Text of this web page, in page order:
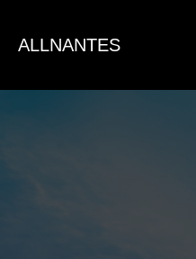
contenu
ALLNANTES